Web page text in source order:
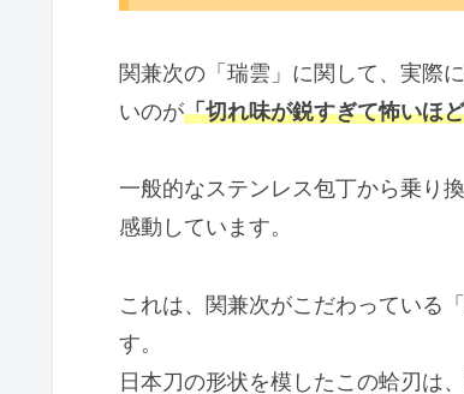
関兼次の「瑞雲」に関して、実際
いのが「切れ味が鋭すぎて怖いほ
一般的なステンレス包丁から乗り
感動しています。
これは、関兼次がこだわっている
す。
日本刀の形状を模したこの蛤刃は